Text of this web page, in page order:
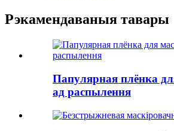
Рэкамендаваныя тавары
Папулярная плёнка
ад распылення